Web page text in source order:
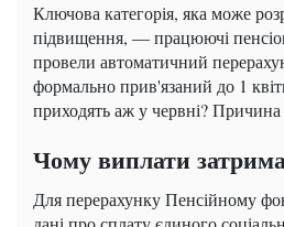
Ключова категорія, яка може
підвищення, — працюючі
провели автоматичний
формально прив'язаний до 1
приходять аж у червні? Причина
Чому виплати
Для перерахунку Пенсійному